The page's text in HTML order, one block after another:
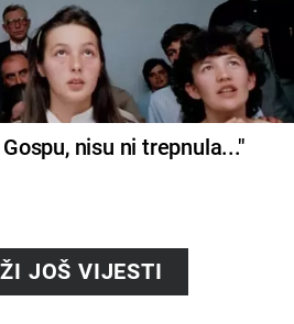
nisu ni trepnula..."
JOŠ VIJESTI